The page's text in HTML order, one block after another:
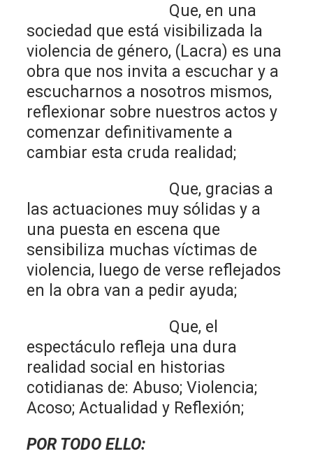
Que, en una
sociedad que está visibilizada la
violencia de género, (Lacra) es una
obra que nos invita a escuchar y a
escucharnos a nosotros mismos,
reflexionar sobre nuestros actos y
comenzar definitivamente a
cambiar esta cruda realidad;
Que, gracias a
las actuaciones muy sólidas y a
una puesta en escena que
sensibiliza muchas víctimas de
violencia, luego de verse reflejados
en la obra van a pedir ayuda;
Que, el
espectáculo refleja una dura
realidad social en historias
cotidianas de: Abuso; Violencia;
Acoso; Actualidad y Reflexión;
POR TODO ELLO: